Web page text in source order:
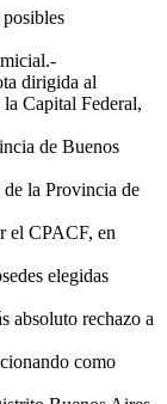
dirigida al
Capital Federal,
de Buenos
la Provincia de
el CPACF, en
elegidas
absoluto rechazo a
como